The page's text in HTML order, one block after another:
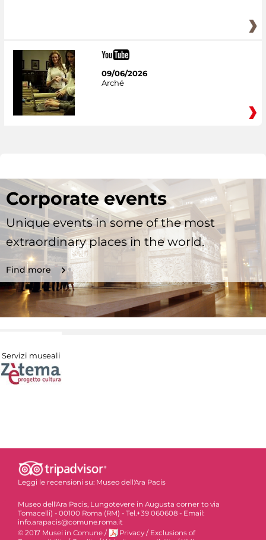
09/06/2026
Arché
Corporate events
Unique events in some of the most
extraordinary places in the world.
Find more
Servizi museali
Leggi le recensioni su: Museo dell'Ara Pacis
Museo dell'Ara Pacis, Lungotevere in Augusta corner to via
Tomacelli) - 00100 Roma (RM) - Tel.+39 060608 - Email:
info.arapacis@comune.roma.it
© 2017 Musei in Comune / Privacy / Exclusions of